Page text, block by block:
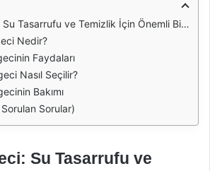
Tasarrufu ve Temizlik İçin Önemli Bir Alet
Nedir?
Faydaları
Nasıl Seçilir?
Bakımı
Sorulan Sorular)
Su Tasarrufu ve